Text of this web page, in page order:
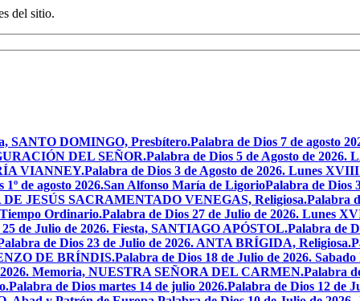
del sitio.
SANTO DOMINGO, Presbítero.Palabra de Dios 7 de agosto
DEL SEÑOR.Palabra de Dios 5 de Agosto de
VIANNEY.Palabra de Dios 3 de Agosto de 2026. Lunes
1º de agosto 2026.San Alfonso María de LigorioPalabra de Dios
JESÚS SACRAMENTADO VENEGAS, Religiosa.Palabra
Ordinario.Palabra de Dios 27 de Julio de 2026. Lunes
de Julio de 2026. Fiesta, SANTIAGO APÓSTOL.Palabra de
de Dios 23 de Julio de 2026. ANTA BRÍGIDA, Religiosa.
DE BRÍNDIS.Palabra de Dios 18 de Julio de 2026.
2026. Memoria, NUESTRA SEÑORA DEL CARMEN.Palabra
Palabra de Dios martes 14 de julio 2026.Palabra de Dios 12 de